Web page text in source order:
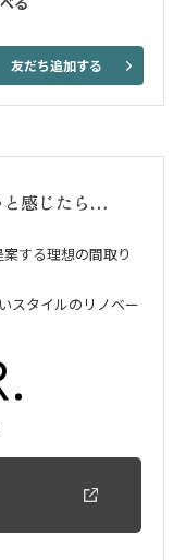
友だち追加する
と感じたら…
する理想の間取り
スタイルのリノベー